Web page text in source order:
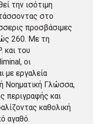
την ισότιμη
στο
προσβάσιμες
260. Με τη
και του
οι
με εργαλεία
Νοηματική Γλώσσα,
περιγραφής και
καθολική
αγαθό.